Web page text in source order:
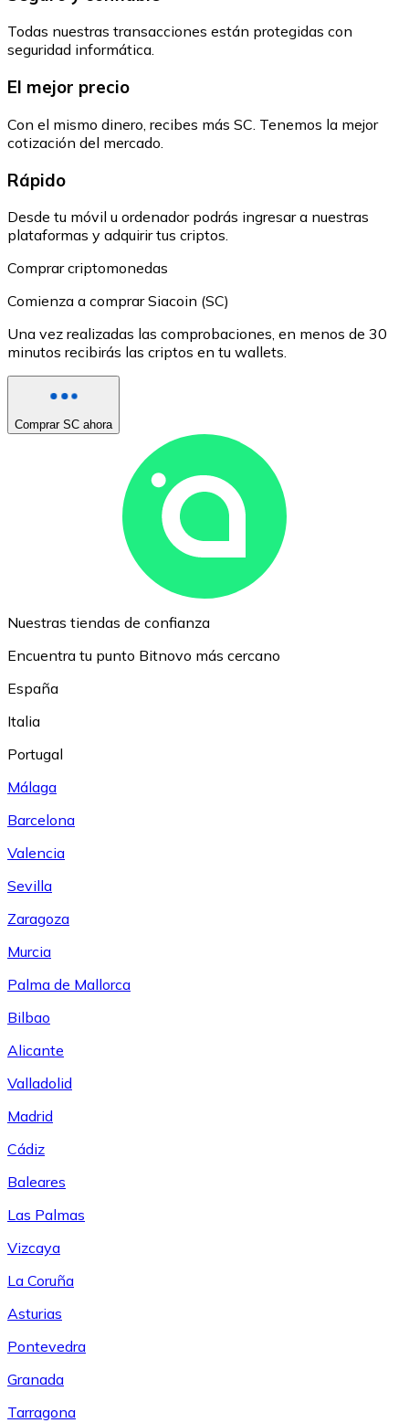
Todas nuestras transacciones están protegidas con
seguridad informática.
El mejor precio
Con el mismo dinero, recibes más SC. Tenemos la mejor
cotización del mercado.
Rápido
Desde tu móvil u ordenador podrás ingresar a nuestras
plataformas y adquirir tus criptos.
Comprar criptomonedas
Comienza a comprar Siacoin (SC)
Una vez realizadas las comprobaciones, en menos de 30
minutos recibirás las criptos en tu wallets.
Comprar SC ahora
Nuestras tiendas de confianza
Encuentra tu punto Bitnovo más cercano
España
Italia
Portugal
Málaga
Barcelona
Valencia
Sevilla
Zaragoza
Murcia
Palma de Mallorca
Bilbao
Alicante
Valladolid
Madrid
Cádiz
Baleares
Las Palmas
Vizcaya
La Coruña
Asturias
Pontevedra
Granada
Tarragona